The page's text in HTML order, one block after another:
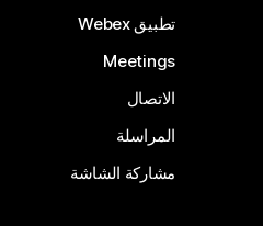
تطبيق Webex
Meetings
الاتصال
المراسلة
مشاركة الشاشة